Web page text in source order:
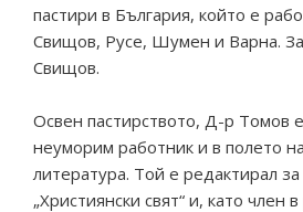
пастири в България, който е
Свищов, Русе, Шумен и Варна.
Свищов.
Освен пастирството, Д-р Томов
неуморим работник и в полето
литература. Той е редактирал
„Християнски свят“ и, като член